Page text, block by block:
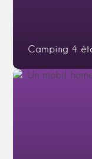
Camping 4